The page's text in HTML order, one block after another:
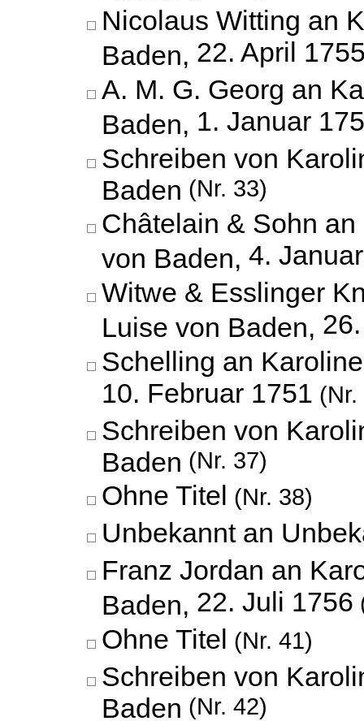
Nicolaus Witting an
Baden, 22. April
A. M. G. Georg an
Baden, 1. Januar
Schreiben von
Baden (Nr. 33)
Châtelain & Sohn
von Baden, 4.
Witwe & Esslinger
Luise von Baden,
Schelling an
10. Februar 1751 (Nr.
Schreiben von
Baden (Nr. 37)
Ohne Titel (Nr. 38)
Unbekannt an
Franz Jordan an
Baden, 22. Juli 1756
Ohne Titel (Nr. 41)
Schreiben von
Baden (Nr. 42)